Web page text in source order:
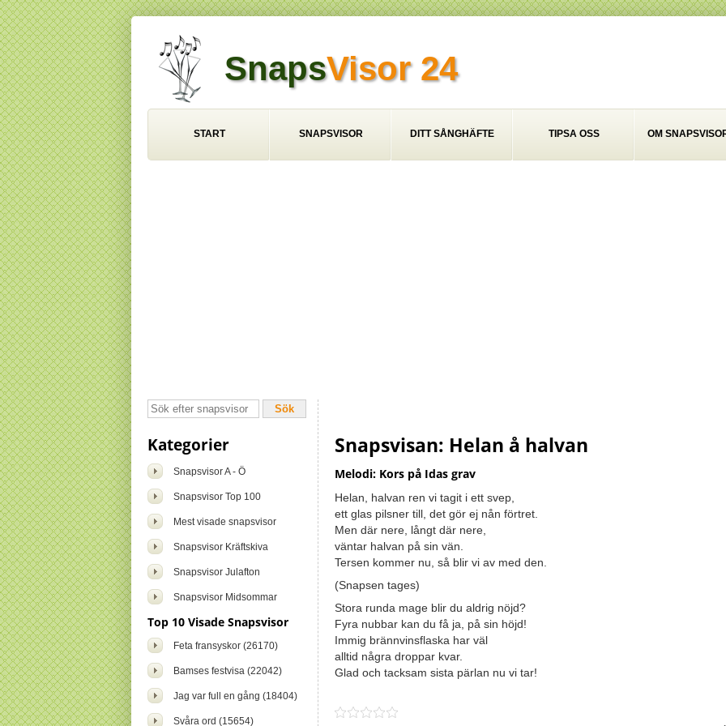
SnapsVisor 24
START SNAPSVISOR DITT SÅNGHÄFTE TIPSA OSS OM
Kategorier
Snapsvisor A - Ö
Snapsvisor Top 100
Mest visade snapsvisor
Snapsvisor Kräftskiva
Snapsvisor Julafton
Snapsvisor Midsommar
Top 10 Visade Snapsvisor
Feta fransyskor (26170)
Bamses festvisa (22042)
Jag var full en gång (18404)
Svåra ord (15654)
Snapsvisan: Helan å halvan
Melodi: Kors på Idas grav
Helan, halvan ren vi tagit i ett svep,
ett glas pilsner till, det gör ej nån förtret.
Men där nere, långt där nere,
väntar halvan på sin vän.
Tersen kommer nu, så blir vi av med den.
(Snapsen tages)
Stora runda mage blir du aldrig nöjd?
Fyra nubbar kan du få ja, på sin höjd!
Immig brännvinsflaska har väl
alltid några droppar kvar.
Glad och tacksam sista pärlan nu vi tar!